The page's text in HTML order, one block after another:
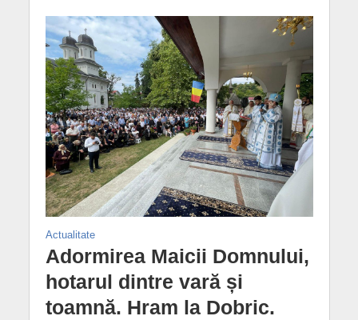
Actualitate
Adormirea Maicii Domnului,
hotarul dintre vară și
toamnă. Hram la Dobric.